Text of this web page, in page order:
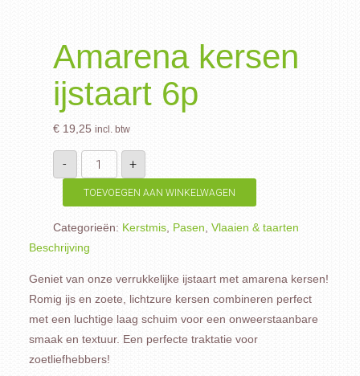
Amarena kersen
ijstaart 6p
€19,25 incl. btw
-
Amarena
kersen
ijstaart
6p
aantal
+
TOEVOEGEN AAN WINKELWAGEN
Categorieën: Kerstmis, Pasen Vlaaien & taarten
Beschrijving
Geniet van onze verrukkelijke ijstaart met amarena kersen!
Romig ijs en zoete, lichtzure kersen combineren perfect
met een luchtige laag schuim voor een onweerstaanbare
smaak en textuur. Een perfecte traktatie voor
zoetliefhebbers!